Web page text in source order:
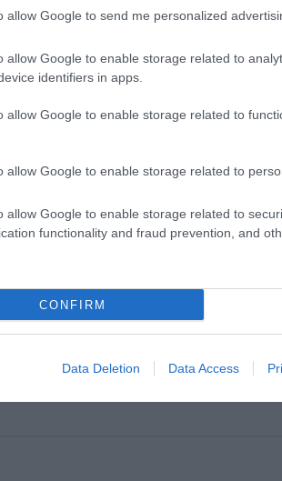
allow Google to send me personalized
allow Google to enable storage related to
identifiers in apps.
allow Google to enable storage related to
allow Google to enable storage related to
allow Google to enable storage related to
functionality and fraud prevention, and
CONFIRM
Data Deletion Data Access
kérjük, jelentkezzen 2013.
telefonszámok egyikén:
az előadásra: